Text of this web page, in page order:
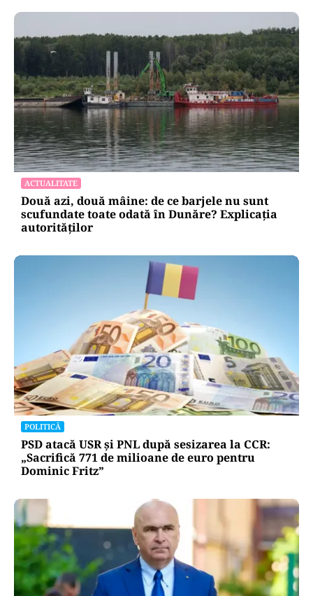
ACTUALITATE
Două azi, două mâine: de ce barjele nu sunt
scufundate toate odată în Dunăre? Explicația
autorităților
POLITICĂ
PSD atacă USR și PNL după sesizarea la CCR:
„Sacrifică 771 de milioane de euro pentru
Dominic Fritz”